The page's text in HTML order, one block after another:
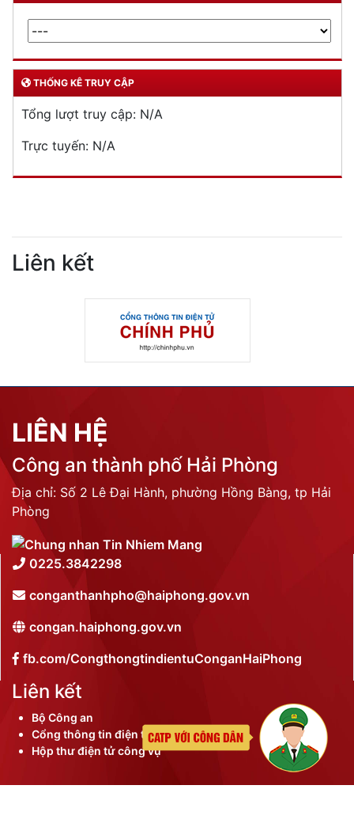
THỐNG KÊ TRUY CẬP
Tổng lượt truy cập: N/A
Trực tuyến: N/A
Liên kết
LIÊN HỆ
Công an thành phố Hải Phòng
Địa chỉ: Số 2 Lê Đại Hành, phường Hồng Bàng, tp Hải
Phòng
0225.3842298
conganthanhpho@haiphong.gov.vn
congan.haiphong.gov.vn
fb.com/CongthongtindientuConganHaiPhong
Liên kết
Bộ Công an
Cổng thông tin điện tử thành phố
Hộp thư điện tử công vụ